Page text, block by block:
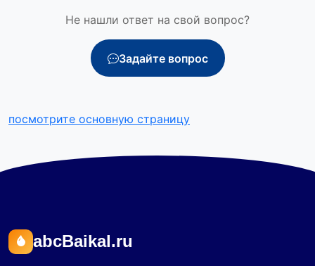
Не нашли ответ на свой вопрос?
Задайте вопрос
посмотрите основную страницу
abcBaikal.ru